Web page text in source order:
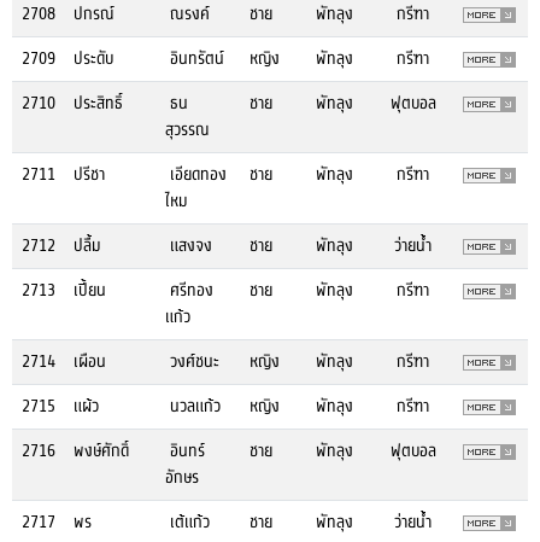
2708
ปกรณ์ ณรงค์ ชาย พัทลุง
กรีฑา
2709
ประดับ อินทรัตน์ หญิง พัทลุง
กรีฑา
2710
ประสิทธิ์
ธน
สุวรรณ
ชาย พัทลุง ฟุตบอล
2711 ปรีชา
เอียดทอง
ไหม
ชาย พัทลุง กรีฑา
2712 ปลื้ม แสงจง ชาย พัทลุง
ว่ายน้ำ
2713
เปี้ยน
ศรีทอง
แก้ว
ชาย พัทลุง กรีฑา
2714 เผือน วงศ์ชนะ หญิง พัทลุง
กรีฑา
2715
แผ้ว นวลแก้ว หญิง พัทลุง
กรีฑา
2716
พงษ์ศักดิ์
อินทร์
อักษร
ชาย พัทลุง ฟุตบอล
2717 พร เต้แก้ว ชาย พัทลุง
ว่ายน้ำ